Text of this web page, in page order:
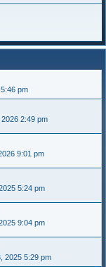
pm
2:49 pm
9:01 pm
5:24 pm
9:04 pm
2025 5:29 pm